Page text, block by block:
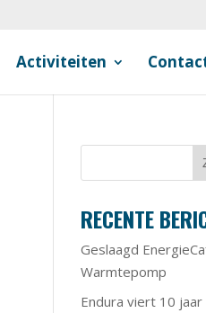
Activiteiten
RECENTE
Geslaagd
Warmtepomp
Endura viert 10 jaar